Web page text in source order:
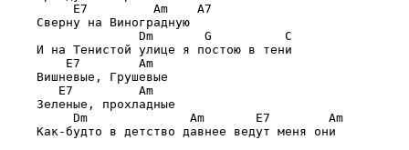
E7         Am    A7
    Сверну на Виноградную
Dm       G          C
    И на Тенистой улице я постою в тени
E7        Am
    Вишневые, Грушевые
E7         Am
    Зеленые, прохладные
Dm              Am       E7        Am
    Как-будто в детство давнее ведут меня они